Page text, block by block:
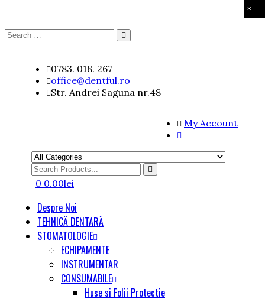
×
Search
content
0783. 018. 267
office@dentful.ro
Str. Andrei Saguna nr.48
My Account
Search
for
0 0.00lei
Despre Noi
TEHNICĂ DENTARĂ
STOMATOLOGIE
ECHIPAMENTE
INSTRUMENTAR
CONSUMABILE
Huse si Folii Protectie